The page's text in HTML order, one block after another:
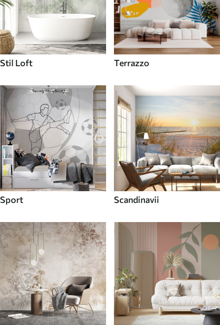
Stil Loft Terrazzo
Sport Scandinavii